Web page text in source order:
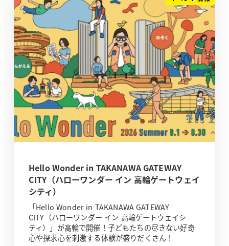
Hello Wonder in TAKANAWA GATEWAY
CITY（ハローワンダー イン 高輪ゲートウェイ
シティ）
「Hello Wonder in TAKANAWA GATEWAY
CITY（ハローワンダー イン 高輪ゲートウェイシ
ティ）」が高輪で開催！子どもたちの尽きない好奇
心や探求心を刺激する体験が盛りだくさん！